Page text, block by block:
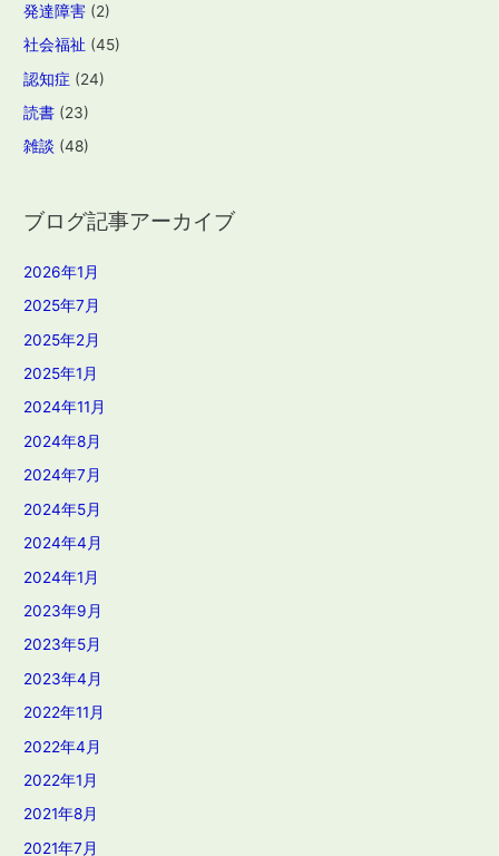
発達障害 (2)
社会福祉 (45)
認知症 (24)
読書 (23)
雑談 (48)
ブログ記事アーカイブ
2026年1月
2025年7月
2025年2月
2025年1月
2024年11月
2024年8月
2024年7月
2024年5月
2024年4月
2024年1月
2023年9月
2023年5月
2023年4月
2022年11月
2022年4月
2022年1月
2021年8月
2021年7月